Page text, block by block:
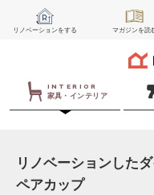
リノベーションをする マガジンを読
INTERIOR
家具・インテリア
リノベーションした
ペアカップ